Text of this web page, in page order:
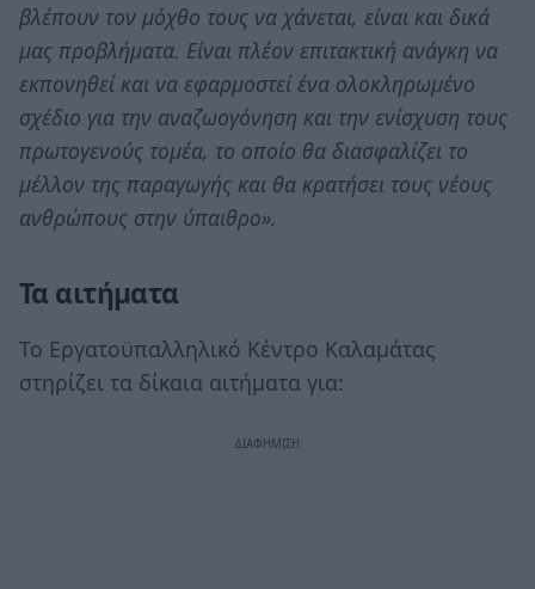
βλέπουν τον μόχθο τους να χάνεται, είναι και δικά
μας προβλήματα. Είναι πλέον επιτακτική ανάγκη να
εκπονηθεί και να εφαρμοστεί ένα ολοκληρωμένο
σχέδιο για την αναζωογόνηση και την ενίσχυση τους
πρωτογενούς τομέα, το οποίο θα διασφαλίζει το
μέλλον της παραγωγής και θα κρατήσει τους νέους
ανθρώπους στην ύπαιθρο».
Τα αιτήματα
Το Εργατοϋπαλληλικό Κέντρο Καλαμάτας
στηρίζει τα δίκαια αιτήματα για: